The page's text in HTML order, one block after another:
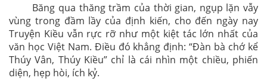
Băng qua thăng trầm của thời gian, ngụp lặn vẫy
vùng trong đầm lầy của định kiến, cho đến ngày nay
Truyện Kiều vẫn rực rỡ như một kiệt tác lớn nhất của
văn học Việt Nam. Điều đó khẳng định: “Đàn bà chớ kể
Thúy Vân, Thúy Kiều” chỉ là cái nhìn một chiều, phiến
diện, hẹp hòi, ích kỷ.